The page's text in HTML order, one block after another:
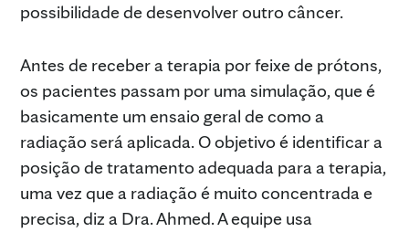
possibilidade de desenvolver outro câncer.
Antes de receber a terapia por feixe de prótons,
os pacientes passam por uma simulação, que é
basicamente um ensaio geral de como a
radiação será aplicada. O objetivo é identificar a
posição de tratamento adequada para a terapia,
uma vez que a radiação é muito concentrada e
precisa, diz a Dra. Ahmed. A equipe usa